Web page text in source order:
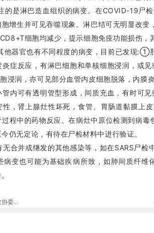
的是淋巴造血组织的病变。在COVID-19尸
增生并可见吞噬现象。淋巴结可无明显改
细胞均减少，提示细胞免疫功能损伤，
他器官也有不同程度的病变，目前已发现:①
炎症反应，有淋巴细胞和单核细胞浸润，或
浸润，亦可见部分血管内皮细胞脱落，内
管内可有透明管型形成，间质充血，有时可
性，肾上腺灶性坏死，食管、胃肠道黏膜上
程中的药物反应。在病灶中原位检测到病
仍无定论，有待在尸检材料中进行验证。
合并或继发的其他感染等，如在SARS尸
病变也可能为基础疾病所致，如肺间质纤
协委...